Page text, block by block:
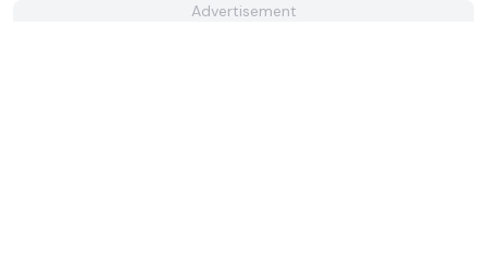
Advertisement